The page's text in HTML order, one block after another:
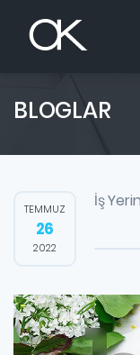
BLOGLAR
TEMMUZ
26
2022
İş